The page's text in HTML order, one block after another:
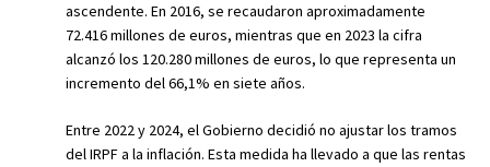
ascendente. En 2016, se recaudaron aproximadamente
72.416 millones de euros, mientras que en 2023 la cifra
alcanzó los 120.280 millones de euros, lo que representa un
incremento del 66,1% en siete años.
Entre 2022 y 2024, el Gobierno decidió no ajustar los tramos
del IRPF a la inflación. Esta medida ha llevado a que las rentas